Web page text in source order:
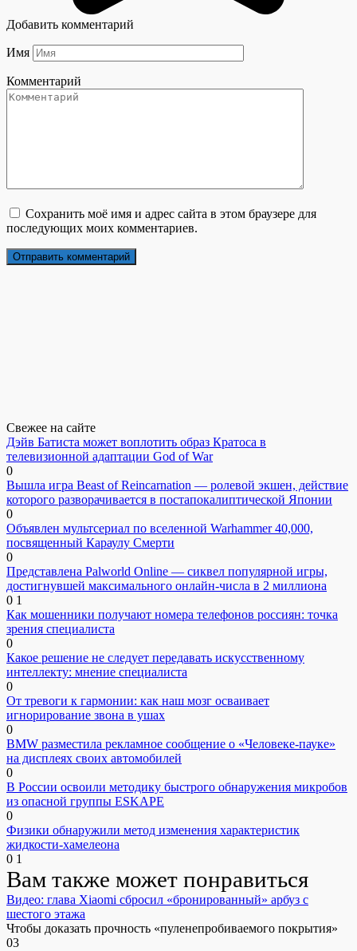
Добавить комментарий
Имя
Комментарий
Сохранить моё имя и адрес сайта в этом браузере для
последующих моих комментариев.
Свежее на сайте
Дэйв Батиста может воплотить образ Кратоса в
телевизионной адаптации God of War
0
Вышла игра Beast of Reincarnation — ролевой экшен, действие
которого разворачивается в постапокалиптической Японии
0
Объявлен мультсериал по вселенной Warhammer 40,000,
посвященный Караулу Смерти
0
Представлена Palworld Online — сиквел популярной игры,
достигнувшей максимального онлайн-числа в 2 миллиона
0 1
Как мошенники получают номера телефонов россиян: точка
зрения специалиста
0
Какое решение не следует передавать искусственному
интеллекту: мнение специалиста
0
От тревоги к гармонии: как наш мозг осваивает
игнорирование звона в ушах
0
BMW разместила рекламное сообщение о «Человеке-пауке»
на дисплеях своих автомобилей
0
В России освоили методику быстрого обнаружения микробов
из опасной группы ESKAPE
0
Физики обнаружили метод изменения характеристик
жидкости-хамелеона
0 1
Вам также может понравиться
Видео: глава Xiaomi сбросил «бронированный» арбуз с
шестого этажа
Чтобы доказать прочность «пуленепробиваемого покрытия»
03